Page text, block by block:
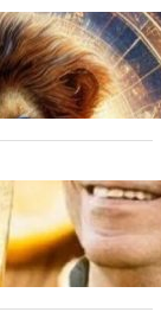
de
în 2026
pentru
pe timpul